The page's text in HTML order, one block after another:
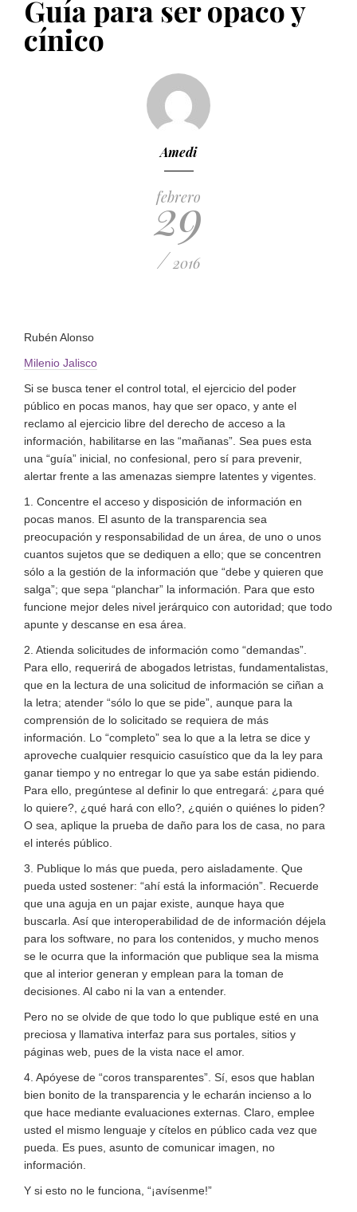
PUBLICADO EL 5 ENERO, 2023
Guía para ser opaco y
cínico
Amedi
febrero
29
/ 2016
Rubén Alonso
Milenio Jalisco
Si se busca tener el control total, el ejercicio del poder
público en pocas manos, hay que ser opaco, y ante el
reclamo al ejercicio libre del derecho de acceso a la
información, habilitarse en las “mañanas”. Sea pues esta
una “guía” inicial, no confesional, pero sí para prevenir,
alertar frente a las amenazas siempre latentes y vigentes.
1. Concentre el acceso y disposición de información en
pocas manos. El asunto de la transparencia sea
preocupación y responsabilidad de un área, de uno o unos
cuantos sujetos que se dediquen a ello; que se concentren
sólo a la gestión de la información que “debe y quieren que
salga”; que sepa “planchar” la información. Para que esto
funcione mejor deles nivel jerárquico con autoridad; que todo
apunte y descanse en esa área.
2. Atienda solicitudes de información como “demandas”.
Para ello, requerirá de abogados letristas, fundamentalistas,
que en la lectura de una solicitud de información se ciñan a
la letra; atender “sólo lo que se pide”, aunque para la
comprensión de lo solicitado se requiera de más
información. Lo “completo” sea lo que a la letra se dice y
aproveche cualquier resquicio casuístico que da la ley para
ganar tiempo y no entregar lo que ya sabe están pidiendo.
Para ello, pregúntese al definir lo que entregará: ¿para qué
lo quiere?, ¿qué hará con ello?, ¿quién o quiénes lo piden?
O sea, aplique la prueba de daño para los de casa, no para
el interés público.
3. Publique lo más que pueda, pero aisladamente. Que
pueda usted sostener: “ahí está la información”. Recuerde
que una aguja en un pajar existe, aunque haya que
buscarla. Así que interoperabilidad de de información déjela
para los software, no para los contenidos, y mucho menos
se le ocurra que la información que publique sea la misma
que al interior generan y emplean para la toman de
decisiones. Al cabo ni la van a entender.
Pero no se olvide de que todo lo que publique esté en una
preciosa y llamativa interfaz para sus portales, sitios y
páginas web, pues de la vista nace el amor.
4. Apóyese de “coros transparentes”. Sí, esos que hablan
bien bonito de la transparencia y le echarán incienso a lo
que hace mediante evaluaciones externas. Claro, emplee
usted el mismo lenguaje y cítelos en público cada vez que
pueda. Es pues, asunto de comunicar imagen, no
información.
Y si esto no le funciona, “¡avísenme!”